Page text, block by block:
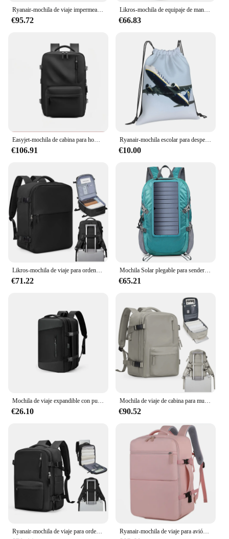
€95.72
Likros-mochila de equipaje de mano para avión, bolsa de cabina, Easyjet 45x36x20, ligera, 40x20x25
€66.83
Easyjet-mochila de cabina para hombre y mujer, bolsa de viaje de 45x36x20, 46x20x30, Ryanair, para ordenador portátil
€106.91
Ryanair-mochila escolar para despegue de avión, bolsa de moda para avión, Boeing B737 B738
€10.00
Likros-mochila de viaje para ordenador portátil para mujer, bolsa de equipaje de mano aprobada por la aerolínea, Ryanair 40x20x25 Easyjet 45x36x20
€71.22
Mochila Solar plegable para senderismo, paquete de día con fuente de alimentación de 5V, carga de Panel Solar de 6,5 W para teléfonos móviles
€65.21
Mochila de viaje expandible con puerto USB para hombre y mujer, morral grande impermeable para ordenador portátil, senderismo, 40L
€26.10
Mochila de viaje de cabina para mujer, bolsa para portátil de gran capacidad, Easyjet cark-ons, 45x36x20, Ryanair 40x20x25, resistente al agua
€90.52
Ryanair-mochila de viaje para ordenador portátil para mujer, Bolsa Escolar grande de 40x20x25, 45x36x20, Easyjet Carry-Ons Ryanair-mochila de viaje para avión, mochila informal de nailon grande, impermeable, con compartimento para zapatos